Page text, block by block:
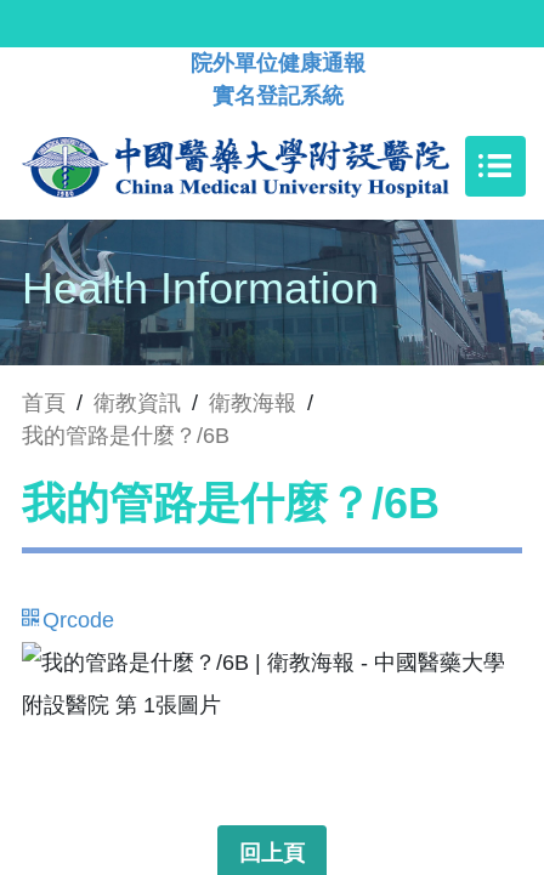
院外單位健康通報
實名登記系統
Health Information
首頁 / 衛教資訊 / 衛教海報 /
我的管路是什麼？/6B
我的管路是什麼？/6B
Qrcode
回上頁